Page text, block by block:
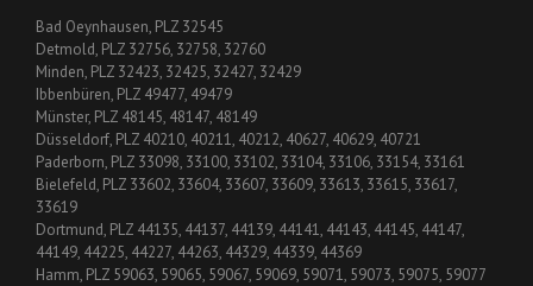
Bad Oeynhausen, PLZ 32545
Detmold, PLZ 32756, 32758, 32760
Minden, PLZ 32423, 32425, 32427, 32429
Ibbenbüren, PLZ 49477, 49479
Münster, PLZ 48145, 48147, 48149
Düsseldorf, PLZ 40210, 40211, 40212, 40627, 40629, 40721
Paderborn, PLZ 33098, 33100, 33102, 33104, 33106, 33154, 33161
Bielefeld, PLZ 33602, 33604, 33607, 33609, 33613, 33615, 33617,
33619
Dortmund, PLZ 44135, 44137, 44139, 44141, 44143, 44145, 44147,
44149, 44225, 44227, 44263, 44329, 44339, 44369
Hamm, PLZ 59063, 59065, 59067, 59069, 59071, 59073, 59075, 59077